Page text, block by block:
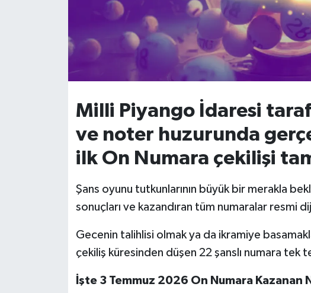
Milli Piyango İdaresi
ve noter huzurunda
ilk On Numara çekilişi
Şans oyunu tutkunlarının büyük bir merakla
sonuçları ve kazandıran tüm numaralar resmi
Gecenin talihlisi olmak ya da ikramiye
çekiliş küresinden düşen 22 şanslı numara tek
İşte 3 Temmuz 2026 On Numara Kazanan
KENT GÜNDEMİ
KÜLTÜR-SANAT
MAGAZİN